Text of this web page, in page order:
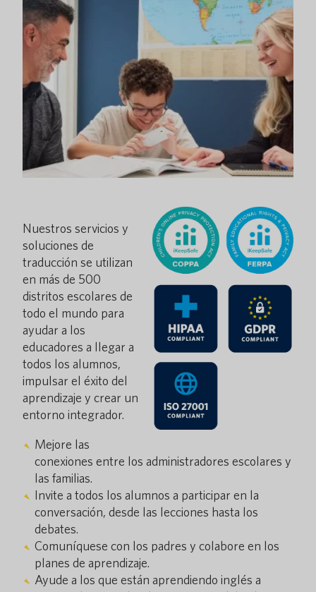
Nuestros servicios y
soluciones de
traducción se utilizan
en más de 500
distritos escolares de
todo el mundo para
ayudar a los
educadores a llegar a
todos los alumnos,
impulsar el éxito del
aprendizaje y crear un
entorno integrador.
Mejore las
conexiones entre los administradores escolares y
las familias.
Invite a todos los alumnos a participar en la
conversación, desde las lecciones hasta los
debates.
Comuníquese con los padres y colabore en los
planes de aprendizaje.
Ayude a los que están aprendiendo inglés a